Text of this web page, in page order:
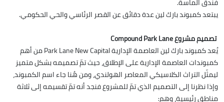
يبتعد كمبوند بارك لين عدة دقائق عن القصر الرئاسي والحي الحكومي.
تصميم مشروع Compound Park Lane
يُعد كمبوند بارك لين العاصمة الإدارية Park Lane New Capital من أهم
كمبوندات العاصمة الإدارية على الإطلاق، حيث تمّ تصميمه بشكل متميز
ليمثّل التراث الكلاسيكي المعاصر الهولندي، ومن هُنا جاء اسم الكمبوند،
وإذا نظرنا إلى التصميم الذي تمّ للمشروع فنجد أنه تمّ تقسيمه إلى ثلاثة
مناطق رئيسية، وهم: